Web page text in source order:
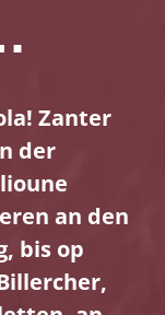
Zanter
der
an den
bis op